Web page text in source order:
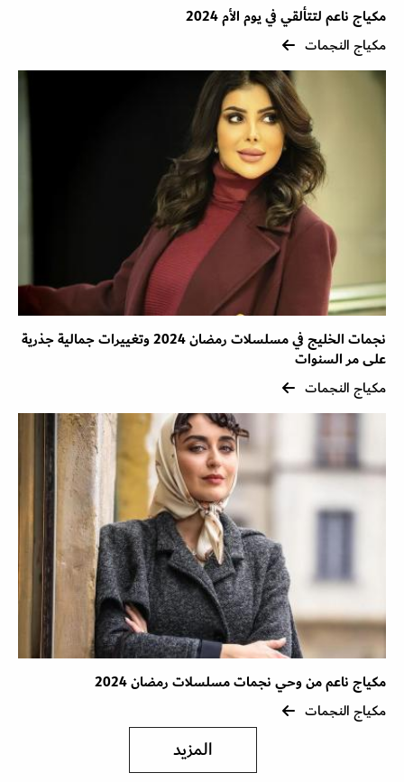
مكياج ناعم لتتألقي في يوم الأم 2024
مكياج النجمات
نجمات الخليج في مسلسلات رمضان 2024 وتغييرات جمالية جذرية
على مر السنوات
مكياج النجمات
مكياج ناعم من وحي نجمات مسلسلات رمضان 2024
مكياج النجمات
المزيد